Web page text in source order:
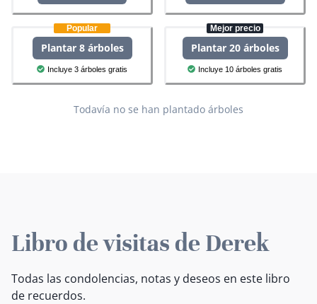
Popular
Plantar 8 árboles
Incluye 3 árboles gratis
Mejor precio
Plantar 20 árboles
Incluye 10 árboles gratis
Todavía no se han plantado árboles
Libro de visitas de Derek
Todas las condolencias, notas y deseos en este libro
de recuerdos.